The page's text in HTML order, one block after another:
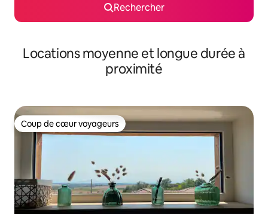
Rechercher
Locations moyenne et longue durée à
proximité
Coup de cœur voyageurs
Coup de cœur voyageurs